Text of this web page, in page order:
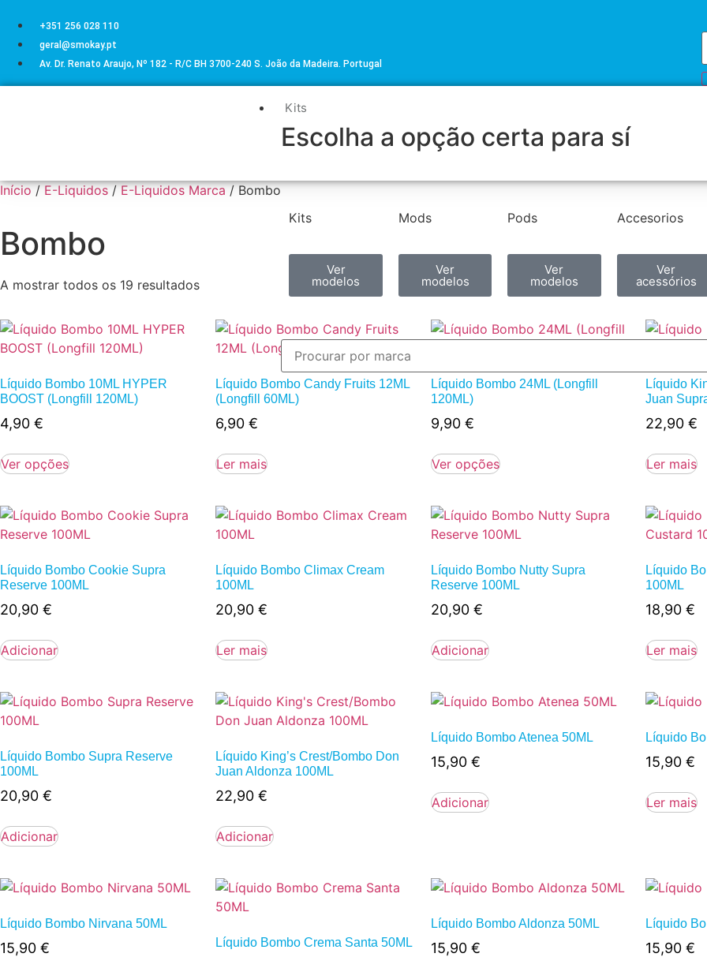
+351 256 028 110
geral@smokay.pt
Av. Dr. Renato Araujo, Nº 182 - R/C BH 3700-240 S. João da Madeira. Portugal
Kits
Escolha a opção certa para sí
Kits
Ver
modelos
Mods
Ver
modelos
Pods
Ver
modelos
Accesorios
Ver
acessórios
Início/E-Liquidos/E-Liquidos Marca/ Bombo
Bombo
A mostrar todos os 19 resultados
Líquido Bombo 10ML HYPER
BOOST (Longfill 120ML)
4,90 €
Ver opções
Líquido Bombo Candy Fruits 12ML
(Longfill 60ML)
6,90 €
Ler mais
Líquido Bombo 24ML (Longfill
120ML)
9,90 €
Ver opções
Líquido
Juan
22,90€
Ler mais
Líquido Bombo Cookie Supra
Reserve 100ML
20,90 €
Adicionar
Líquido Bombo Climax Cream
100ML
20,90 €
Ler mais
Líquido Bombo Nutty Supra
Reserve 100ML
20,90 €
Adicionar
Líquido
100ML
18,90€
Ler mais
Líquido Bombo Supra Reserve
100ML
20,90 €
Adicionar
Líquido King’s Crest/Bombo Don
Juan Aldonza 100ML
22,90 €
Adicionar
Líquido Bombo Atenea 50ML
15,90 €
Adicionar
Líquido
15,90€
Ler mais
Líquido Bombo Nirvana 50ML
15,90 € Líquido Bombo Crema Santa 50ML
Líquido Bombo Aldonza 50ML
15,90 €
Líquido
15,90€